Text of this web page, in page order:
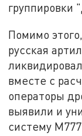
группировки
Помимо
русская
вместе с
операторы
выявили и
систему